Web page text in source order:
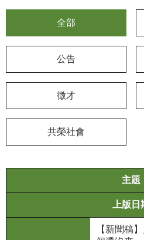
展
學
們
便
全部
公告
徵才
共榮社會
主題
上版日
【新聞稿